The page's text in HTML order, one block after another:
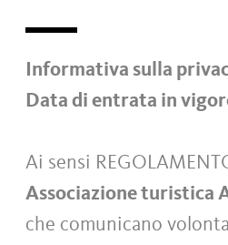
Informativa sulla
Data di entrata in
Ai sensi
Associazione turistica
che comunicano